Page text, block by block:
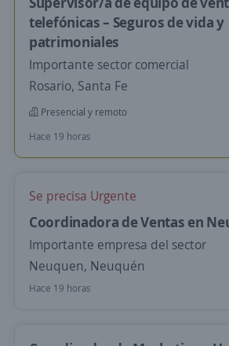
telefónicas – Seguros de vida y
patrimoniales
Importante sector comercial
Rosario, Santa Fe
Presencial y remoto
Hace 19 horas
Se precisa Urgente
Coordinadora de Ventas en
Importante empresa del sector
Neuquen, Neuquén
Hace 19 horas